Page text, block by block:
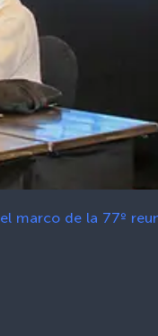
marco de la 77º